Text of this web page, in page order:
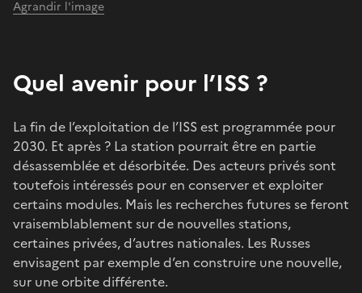
Agrandir l'image
Quel avenir pour l’ISS ?
La fin de l’exploitation de l’ISS est programmée pour
2030. Et après ? La station pourrait être en partie
désassemblée et désorbitée. Des acteurs privés sont
toutefois intéressés pour en conserver et exploiter
certains modules. Mais les recherches futures se feront
vraisemblablement sur de nouvelles stations,
certaines privées, d’autres nationales. Les Russes
envisagent par exemple d’en construire une nouvelle,
sur une orbite différente.